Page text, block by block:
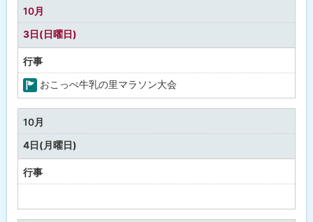
な
し
10月
3日(日曜日)
行事
町
の
行
事
おこっぺ牛乳の里マラソン大会
10月
4日(月曜日)
行事
定